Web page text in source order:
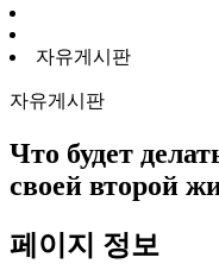
자유게시판
자유게시판
Что будет
своей второй
페이지 정보